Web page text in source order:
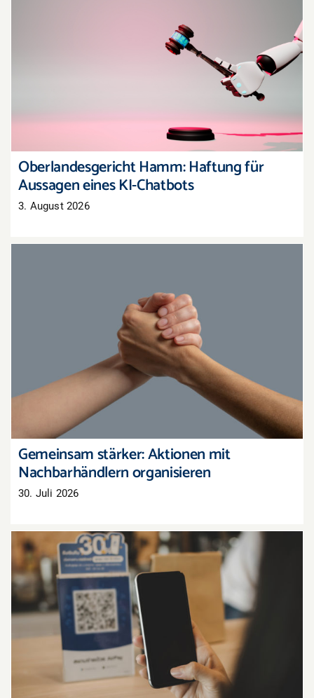
Oberlandesgericht Hamm: Haftung für
Aussagen eines KI-Chatbots
Oberlandesgericht Hamm: Haftung für
Aussagen eines KI-Chatbots
3. August 2026
Gemeinsam stärker: Aktionen mit
Nachbarhändlern organisieren
Gemeinsam stärker: Aktionen mit
Nachbarhändlern organisieren
30. Juli 2026
QR-Codes im Schaufenster: Kleiner Aufwand,
großer Effekt